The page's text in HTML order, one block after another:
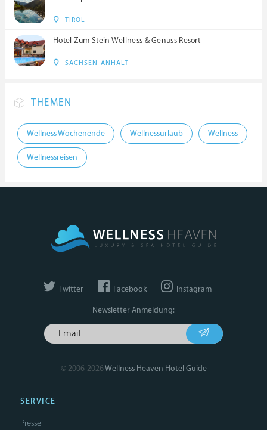
TIROL
Hotel Zum Stein Wellness & Genuss Resort
SACHSEN-ANHALT
THEMEN
Wellness Wochenende Wellnessurlaub Wellness
Wellnessreisen
Twitter Facebook Instagram
Newsletter Anmeldung:
© 2006-2026Wellness Heaven Hotel Guide
SERVICE
Presse